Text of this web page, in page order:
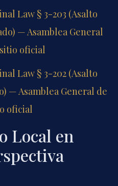
Law § 3-203 (Asalto
— Asamblea General
oficial
Law § 3-202 (Asalto
— Asamblea General de
oficial
Local en